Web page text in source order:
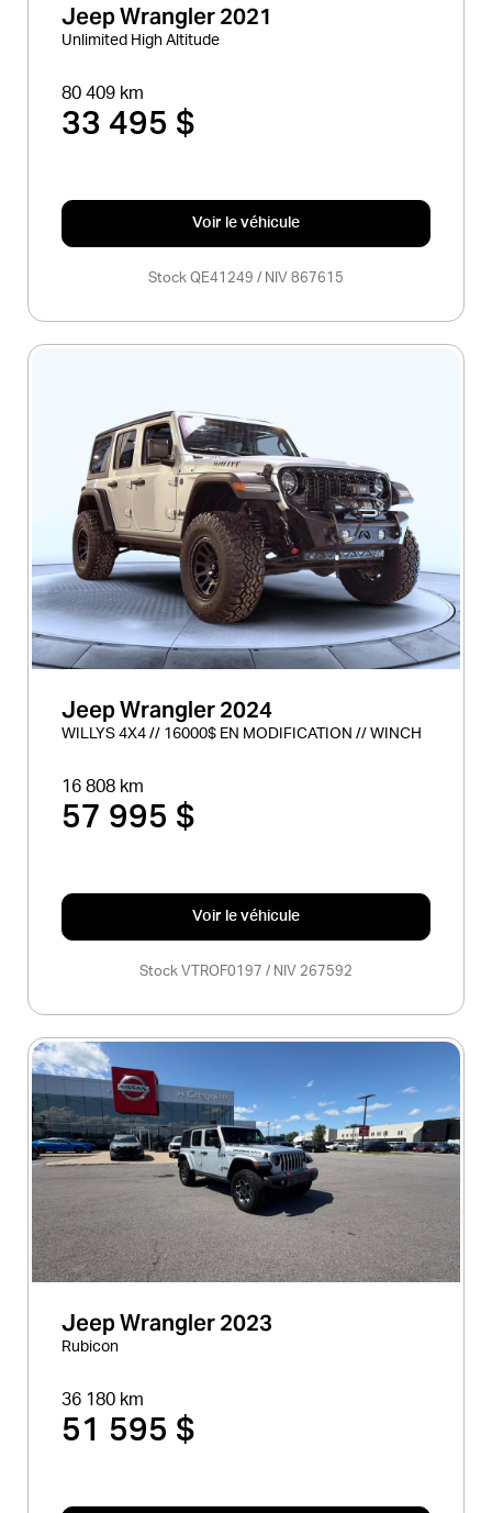
Jeep Wrangler 2021
Unlimited High Altitude
80 409 km
33 495 $
Voir le véhicule
Stock QE41249 / NIV 867615
Jeep Wrangler 2024
WILLYS 4X4 // 16000$ EN MODIFICATION // WINCH
16 808 km
57 995 $
Voir le véhicule
Stock VTROF0197 / NIV 267592
Jeep Wrangler 2023
Rubicon
36 180 km
51 595 $